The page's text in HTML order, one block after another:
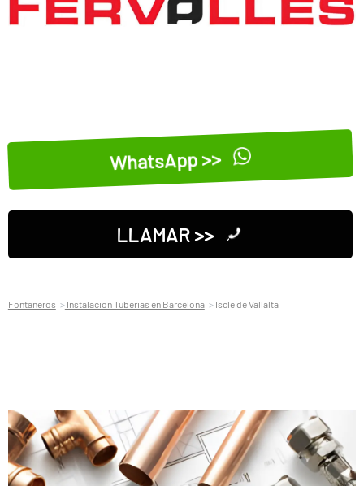
WhatsApp >>
LLAMAR >>
Fontaneros Instalacion Tuberias en Barcelona Iscle de Vallalta